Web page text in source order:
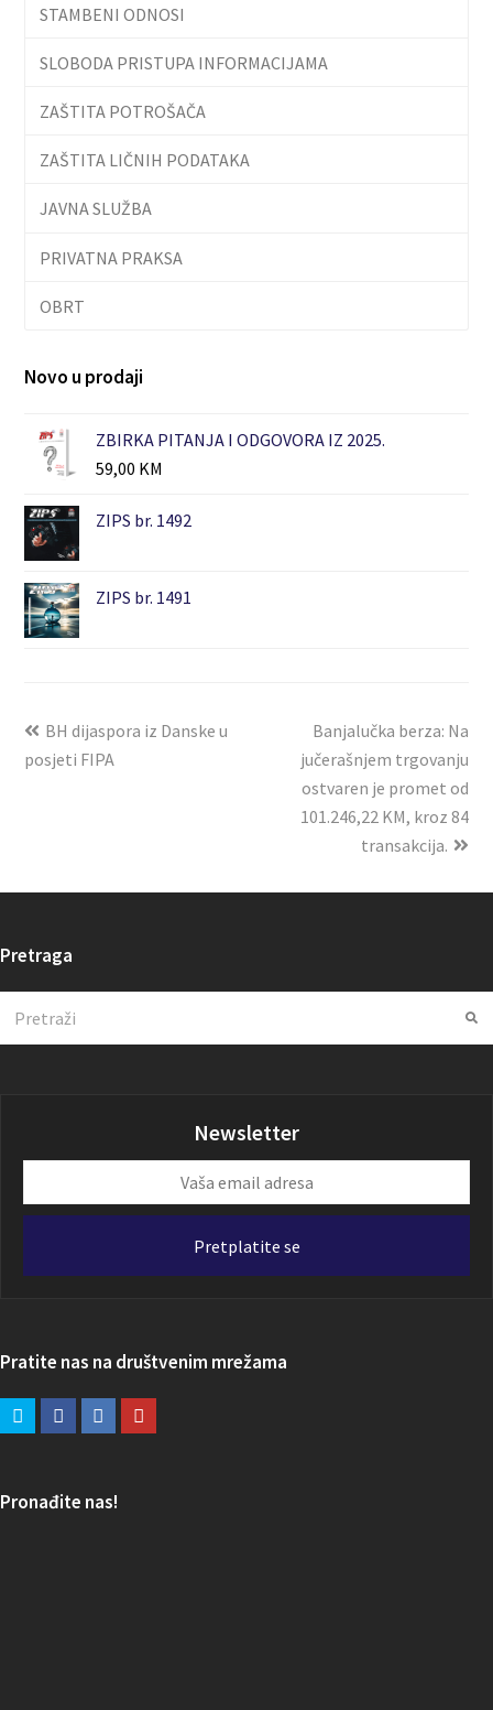
STAMBENI ODNOSI
SLOBODA PRISTUPA INFORMACIJAMA
ZAŠTITA POTROŠAČA
ZAŠTITA LIČNIH PODATAKA
JAVNA SLUŽBA
PRIVATNA PRAKSA
OBRT
Novo u prodaji
ZBIRKA PITANJA I ODGOVORA IZ 2025.
59,00 KM
ZIPS br. 1492
ZIPS br. 1491
BH dijaspora iz Danske u
posjeti FIPA
Banjalučka berza: Na
jučerašnjem trgovanju
ostvaren je promet od
101.246,22 KM, kroz 84
transakcija.
Pretraga
Newsletter
email
Pretplatite se
Pratite nas na društvenim mrežama
Pronađite nas!